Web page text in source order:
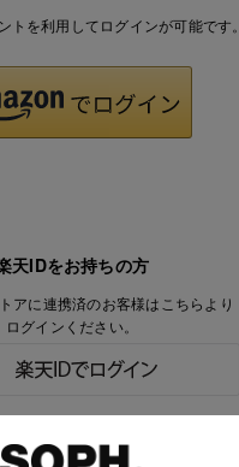
トを利用してログインが可能です。
天IDをお持ちの方
アに連携済のお客様はこちらより
ログインください。
ちで、当ストアのアカウントを